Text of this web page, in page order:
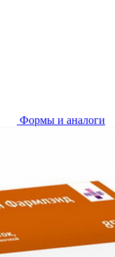
Формы и аналоги